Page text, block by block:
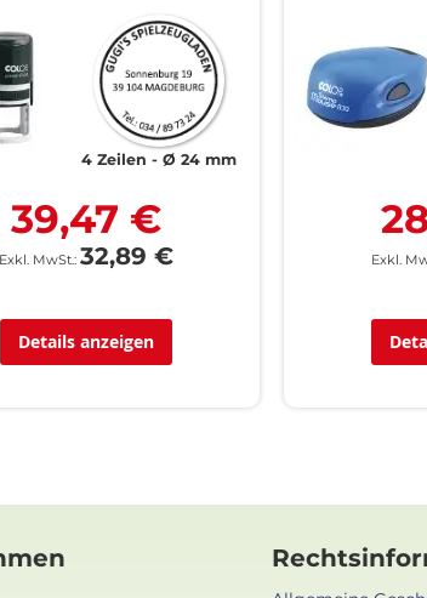
4 Zeilen Ø 24 mm
39,47 €
32,89 €
Details anzeigen